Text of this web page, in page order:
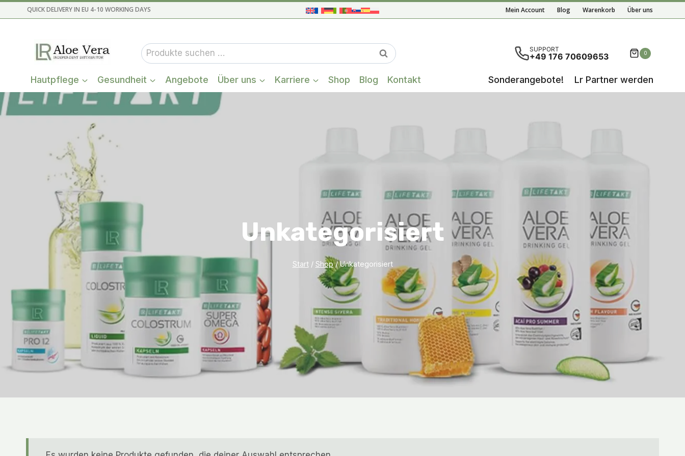
Inhalt
QUICK DELIVERY IN EU 4-10 WORKING DAYS Mein Account Blog Warenkorb Über uns
Suchen
nach:
SuchenWenn die Ergebnisse der automatischen Vervollständigung
SUPPORT
+49 176 70609653 0
Hautpflege Gesundheit Angebote Über uns Karriere Shop Blog Kontakt Sonderangebote! Lr Partner werden
Unkategorisiert
Start / Shop / Unkategorisiert